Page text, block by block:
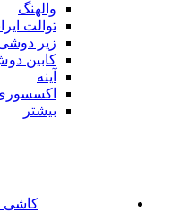
والهنگ
توالت
زیر
کابین
آینه
بیشتر
کاشی